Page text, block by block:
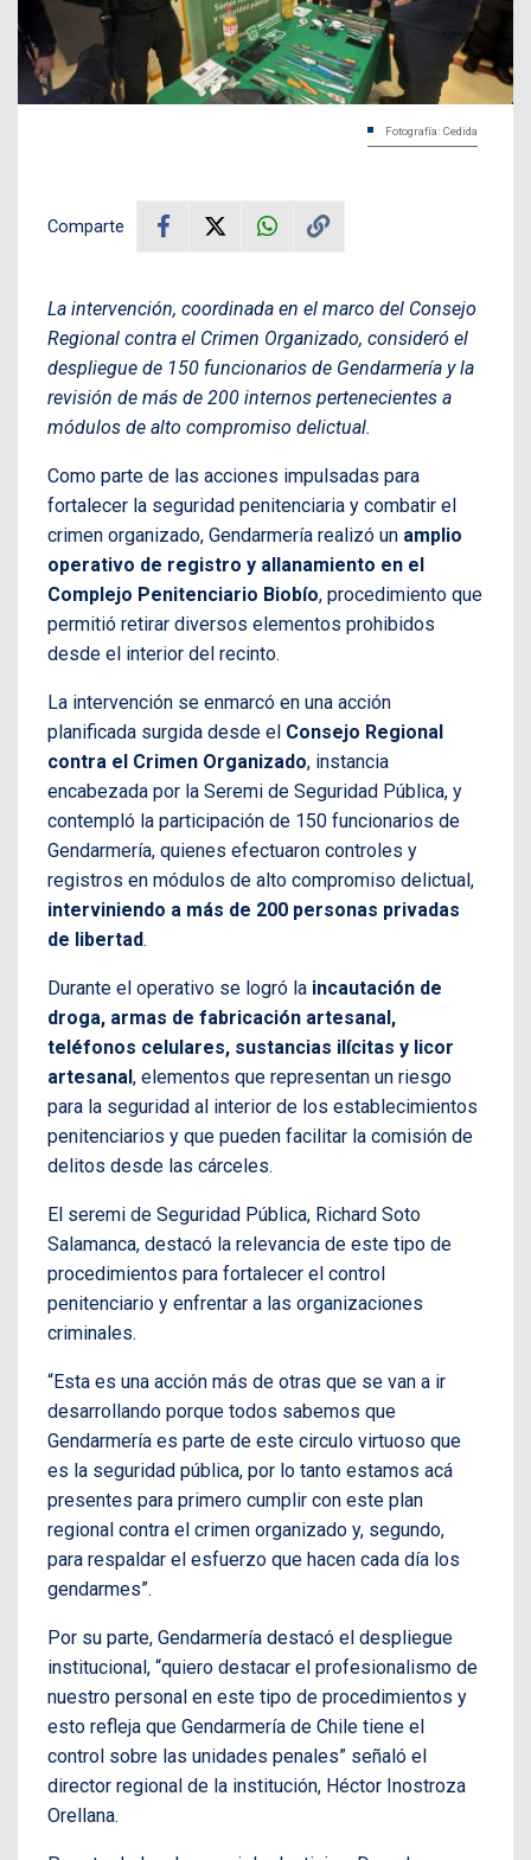
Fotografía: Cedida
Comparte
La intervención, coordinada en el marco del Consejo
Regional contra el Crimen Organizado, consideró el
despliegue de 150 funcionarios de Gendarmería y la
revisión de más de 200 internos pertenecientes a
módulos de alto compromiso delictual.
Como parte de las acciones impulsadas para
fortalecer la seguridad penitenciaria y combatir el
crimen organizado, Gendarmería realizó un amplio
operativo de registro y allanamiento en el
Complejo Penitenciario Biobío, procedimiento que
permitió retirar diversos elementos prohibidos
desde el interior del recinto.
La intervención se enmarcó en una acción
planificada surgida desde el Consejo Regional
contra el Crimen Organizado, instancia
encabezada por la Seremi de Seguridad Pública, y
contempló la participación de 150 funcionarios de
Gendarmería, quienes efectuaron controles y
registros en módulos de alto compromiso delictual,
interviniendo a más de 200 personas privadas
de libertad.
Durante el operativo se logró la incautación de
droga, armas de fabricación artesanal,
teléfonos celulares, sustancias ilícitas y licor
artesanal, elementos que representan un riesgo
para la seguridad al interior de los establecimientos
penitenciarios y que pueden facilitar la comisión de
delitos desde las cárceles.
El seremi de Seguridad Pública, Richard Soto
Salamanca, destacó la relevancia de este tipo de
procedimientos para fortalecer el control
penitenciario y enfrentar a las organizaciones
criminales.
“Esta es una acción más de otras que se van a ir
desarrollando porque todos sabemos que
Gendarmería es parte de este circulo virtuoso que
es la seguridad pública, por lo tanto estamos acá
presentes para primero cumplir con este plan
regional contra el crimen organizado y, segundo,
para respaldar el esfuerzo que hacen cada día los
gendarmes”.
Por su parte, Gendarmería destacó el despliegue
institucional, “quiero destacar el profesionalismo de
nuestro personal en este tipo de procedimientos y
esto refleja que Gendarmería de Chile tiene el
control sobre las unidades penales” señaló el
director regional de la institución, Héctor Inostroza
Orellana.